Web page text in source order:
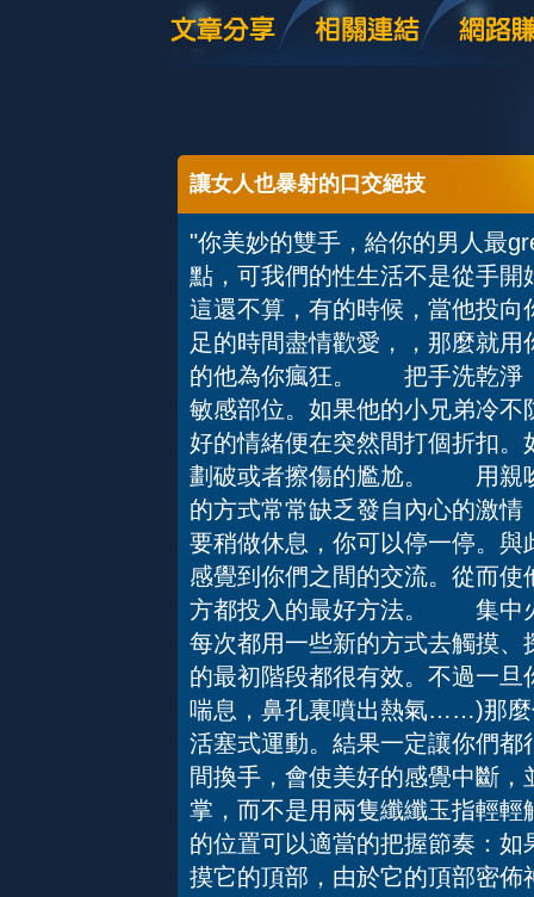
讓女人也暴射的口交絕技
"你美妙的雙手，給你的男人
點，可我們的性生活不是從手
這還不算，有的時候，當他投
足的時間盡情歡愛，，那麼就
的他為你瘋狂。 把手洗乾淨
敏感部位。如果他的小兄弟冷
好的情緒便在突然間打個折扣
劃破或者擦傷的尷尬。 用親
的方式常常缺乏發自內心的激
要稍做休息，你可以停一停。
感覺到你們之間的交流。從而
方都投入的最好方法。 集中
每次都用一些新的方式去觸摸
的最初階段都很有效。不過一旦
喘息，鼻孔裏噴出熱氣……)那麼
活塞式運動。結果一定讓你
間換手，會使美好的感覺中斷
掌，而不是用兩隻纖纖玉指
的位置可以適當的把握節奏：
摸它的頂部，由於它的頂部密